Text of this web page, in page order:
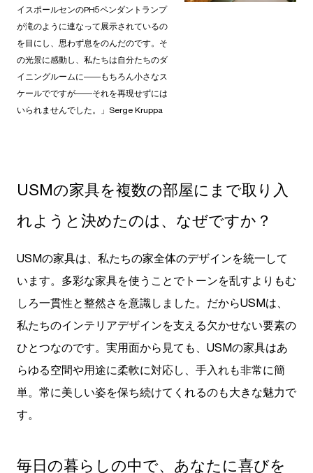
イスポールセンのPH5ペンダントランプ
が滝のように連なって展示されているの
を目にし、思わず息をのんだのです。そ
の光景に感動し、私たちは自分たちのダ
イニングルームに――もちろん小さなス
ケールでですが――それを再現せずには
いられませんでした。」Serge Kruppa
USMの家具を複数の部屋にまで取り入
れようと決めたのは、なぜですか？
USMの家具は、私たちの家全体のデザインを統一して
います。多彩な家具を使うことでトーンを乱すよりもむ
しろ一貫性と整然さを意識しました。だからUSMは、
私たちのインテリアデザインを支える欠かせない要素の
ひとつなのです。実用面から見ても、USMの家具はあ
らゆる空間や用途に柔軟に対応し、手入れも非常に簡
単。常に美しい姿を保ち続けてくれるのも大きな魅力で
す。
毎日の暮らしの中で、あなたに喜びを